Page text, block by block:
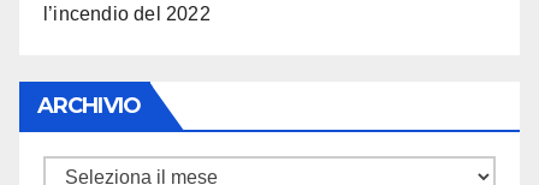
l’incendio del 2022
ARCHIVIO
ARCHIVIO